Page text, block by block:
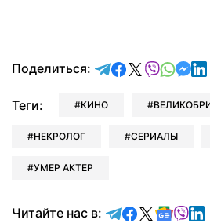
Поделиться: отправить в
поделиться в
Теги: КИНО
НЕКРОЛОГ СЕРИАЛЫ
УМЕР АКТЕР
Читайте нас в: Читайте в
Читайте в
Читайте